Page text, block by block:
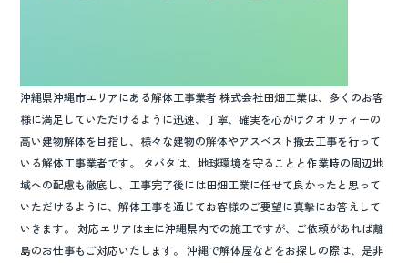
沖縄県沖縄市エリアにある解体工事業者 株式会社田畑工業は、多くのお客
様に満足していただけるように迅速、丁寧、確実を心がけクオリティーの
高い建物解体を目指し、様々な建物の解体やアスベスト撤去工事を行って
いる解体工事業者です。 タバタは、地球環境を守ることと作業時の周辺地
域への配慮も徹底し、工事完了後には田畑工業に任せて良かったと思って
いただけるように、解体工事を通じてお客様のご要望に真摯にお答えして
いきます。 対応エリアは主に沖縄県内での施工ですが、ご依頼があれば離
島のお仕事もご対応いたします。 沖縄で解体屋などをお探しの際は、是非